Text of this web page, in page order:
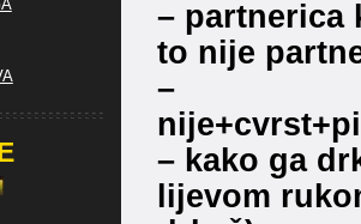
– partnerica
to nije
–
– kako ga
lijevom